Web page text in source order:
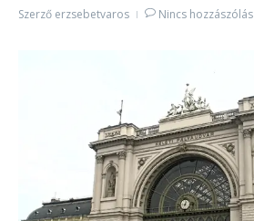
Szerző erzsebetvaros Nincs hozzászólás